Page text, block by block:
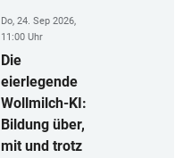
Do, 24. Sep 2026,
11:00 Uhr
Die
eierlegende
Wollmilch-KI:
Bildung über,
mit und trotz